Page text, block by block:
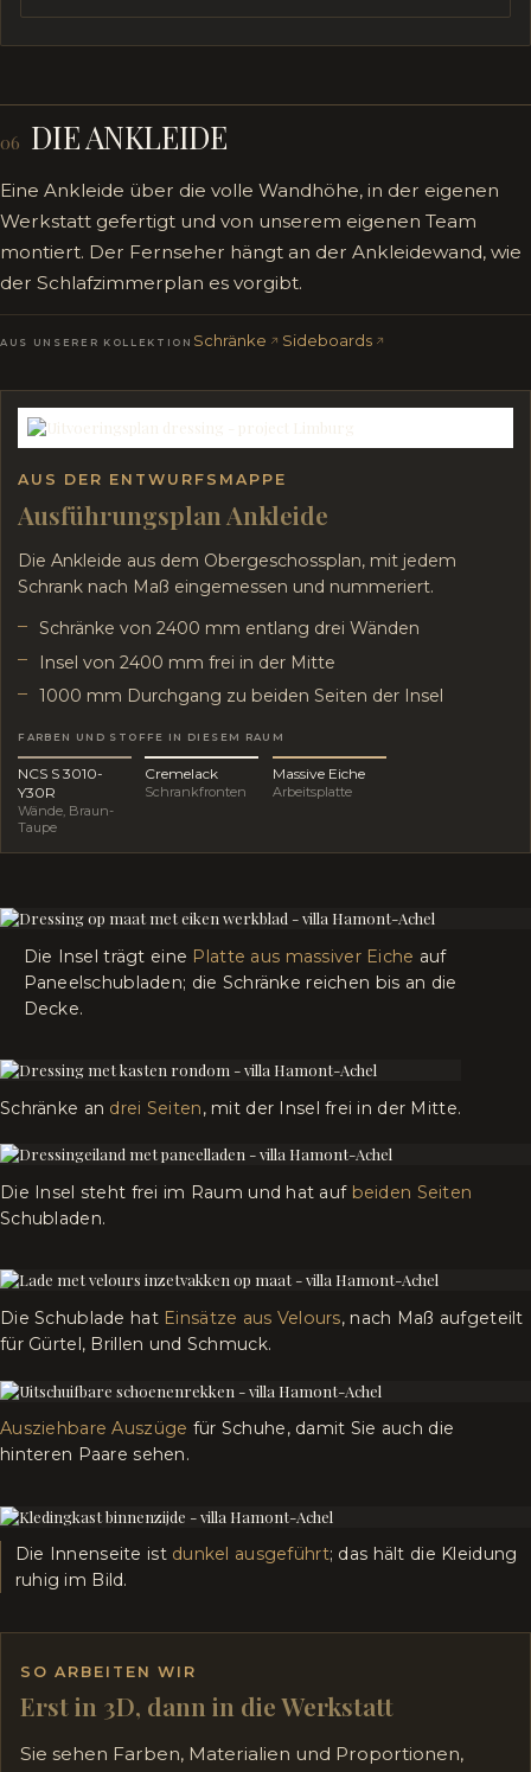
06 DIE ANKLEIDE
Eine Ankleide über die volle Wandhöhe, in der eigenen
Werkstatt gefertigt und von unserem eigenen Team
montiert. Der Fernseher hängt an der Ankleidewand, wie
der Schlafzimmerplan es vorgibt.
AUS UNSERER KOLLEKTION Schränke Sideboards
AUS DER ENTWURFSMAPPE
Ausführungsplan Ankleide
Die Ankleide aus dem Obergeschossplan, mit jedem
Schrank nach Maß eingemessen und nummeriert.
Schränke von 2400 mm entlang drei Wänden
Insel von 2400 mm frei in der Mitte
1000 mm Durchgang zu beiden Seiten der Insel
FARBEN UND STOFFE IN DIESEM RAUM
NCS S 3010-
Y30R
Wände, Braun-
Taupe
Cremelack
Schrankfronten
Massive Eiche
Arbeitsplatte
Die Insel trägt eine Platte aus massiver Eiche auf
Paneelschubladen; die Schränke reichen bis an die
Decke.
Schränke an drei Seiten, mit der Insel frei in der Mitte.
Die Insel steht frei im Raum und hat auf beiden Seiten
Schubladen.
Die Schublade hat Einsätze aus Velours, nach Maß aufgeteilt
für Gürtel, Brillen und Schmuck.
Ausziehbare Auszüge für Schuhe, damit Sie auch die
hinteren Paare sehen.
Die Innenseite ist dunkel ausgeführt; das hält die Kleidung
ruhig im Bild.
SO ARBEITEN WIR
Erst in 3D, dann in die Werkstatt
Sie sehen Farben, Materialien und Proportionen,